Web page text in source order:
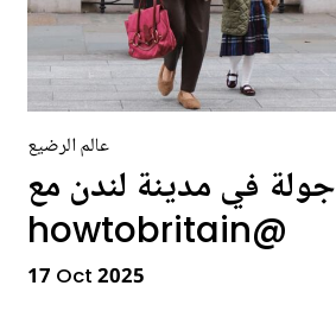
عالم الرضيع
جولة في مدينة لندن مع
@howtobritain
17 Oct 2025